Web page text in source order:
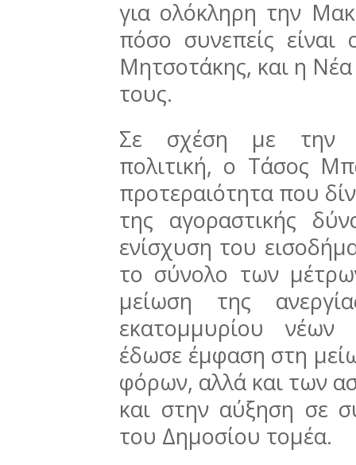
για ολόκληρη την
πόσο συνεπείς
Μητσοτάκης, και η Νέα
τους.
Σε σχέση με την
πολιτική, ο Τάσος
προτεραιότητα που
της αγοραστικής
ενίσχυση του
το σύνολο των
μείωση της
εκατομμυρίου νέων
έδωσε έμφαση στη
φόρων, αλλά και των
και στην αύξηση σε
του Δημοσίου τομέα.